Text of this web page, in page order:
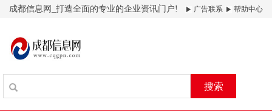
成都信息网_打造全面的专业的企业资讯门户! 广告联系 帮助中心
搜索